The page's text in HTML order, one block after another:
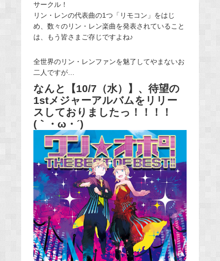
サークル！
リン・レンの代表曲の1つ「リモコン」をはじ
め、数々のリン・レン楽曲を発表されていること
は、もう皆さまご存じですよね♪
全世界のリン・レンファンを魅了してやまないお
二人ですが…
なんと【10/7（水）】、待望の
1stメジャーアルバムをリリー
スしておりましたっ！！！！
(｀・ω・´)